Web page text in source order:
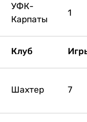
УФК-
Карпаты
1
Клуб
Шахтер 7